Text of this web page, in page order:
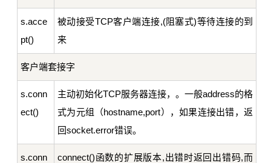
s.acce
pt()
被动接受TCP客户端连接,(阻塞式)等待连接的到
来
客户端套接字
s.conn
ect()
主动初始化TCP服务器连接，。一般address的格
式为元组（hostname,port），如果连接出错，返
回socket.error错误。
s.conn
connect()函数的扩展版本,出错时返回出错码,而